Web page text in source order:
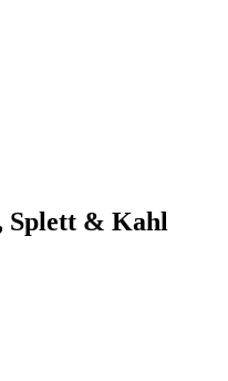
Splett & Kahl